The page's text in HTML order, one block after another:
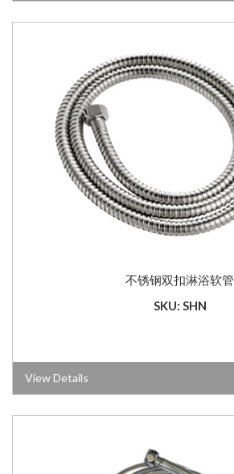
不锈钢双扣淋浴软管
SKU: SHN
View Details